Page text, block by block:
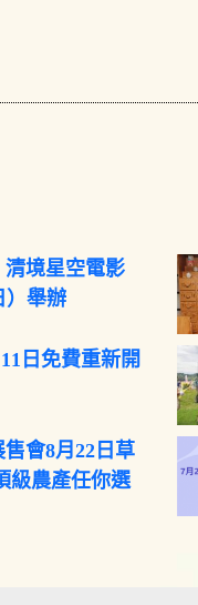
清境星空電影
）舉辦
日免費重新開
會8月22日草
級農產任你選